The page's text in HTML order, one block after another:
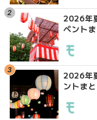
2026年
ベント
2026年
ントま